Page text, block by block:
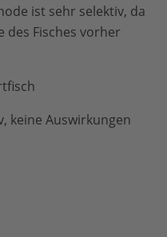
ist sehr selektiv, da
Fisches vorher
keine Auswirkungen